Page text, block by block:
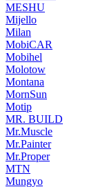
MESHU
Mijello
Milan
MobiCAR
Mobihel
Molotow
Montana
MornSun
Motip
MR. BUILD
Mr.Muscle
Mr.Painter
Mr.Proper
MTN
Mungyo